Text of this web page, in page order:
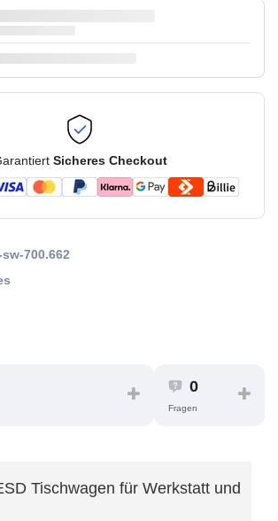
Sicheres Checkout
sw-700.662
0
Fragen
Tischwagen für Werkstatt und